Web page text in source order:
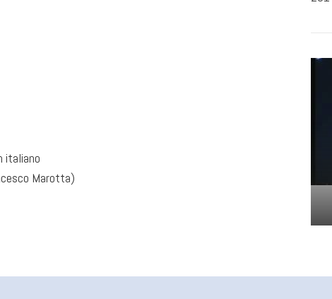
italiano
Marotta)